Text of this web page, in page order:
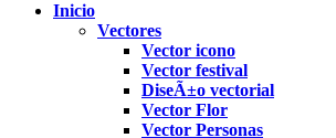
Inicio
Vectores
Vector icono
Vector festival
DiseÃ±o vectorial
Vector Flor
Vector Personas